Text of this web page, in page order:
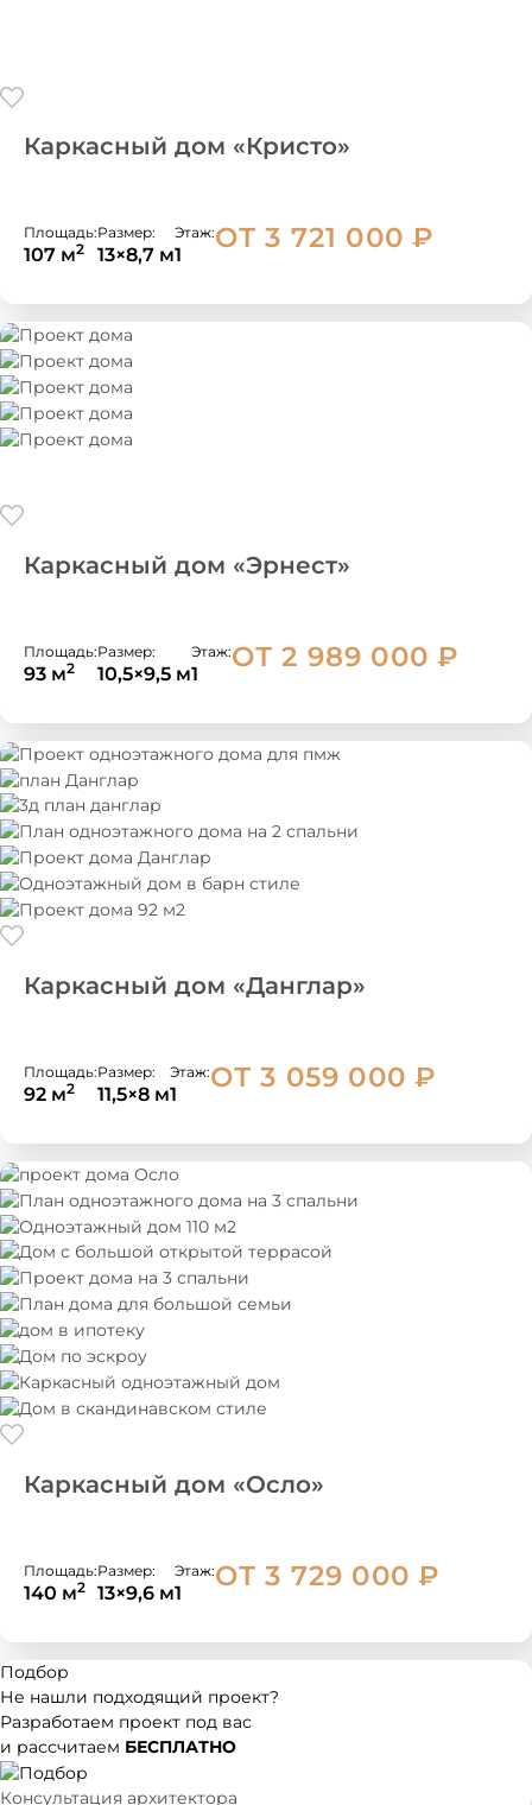
Каркасный дом «Кристо»
Площадь:
107 м2
Размер:
13×8,7 м
Этаж:
1
ОТ 3 721 000 ₽
Каркасный дом «Эрнест»
Площадь:
93 м2
Размер:
10,5×9,5 м
Этаж:
1
ОТ 2 989 000 ₽
Каркасный дом «Данглар»
Площадь:
92 м2
Размер:
11,5×8 м
Этаж:
1
ОТ 3 059 000 ₽
Каркасный дом «Осло»
Площадь:
140 м2
Размер:
13×9,6 м
Этаж:
1
ОТ 3 729 000 ₽
Подбор
Не нашли подходящий проект?
Разработаем проект под вас
и рассчитаем БЕСПЛАТНО
Консультация архитектора